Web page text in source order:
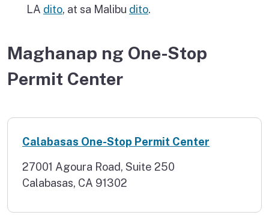
LA dito, at sa Malibu dito.
Maghanap ng One-Stop
Permit Center
Calabasas One-Stop Permit Center
27001 Agoura Road, Suite 250
Calabasas, CA 91302